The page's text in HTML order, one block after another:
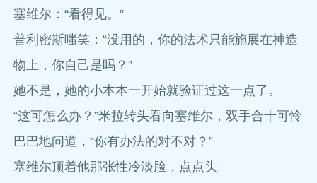
塞维尔：“看得见。”
普利密斯嗤笑：“没用的，你的法术只能施展在神造
物上，你自己是吗？”
她不是，她的小本本一开始就验证过这一点了。
“这可怎么办？”米拉转头看向塞维尔，双手合十可怜
巴巴地问道，“你有办法的对不对？”
塞维尔顶着他那张性冷淡脸，点点头。